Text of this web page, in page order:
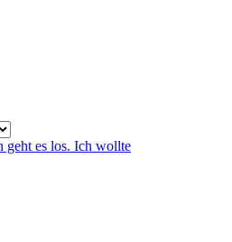
geht es los. Ich wollte